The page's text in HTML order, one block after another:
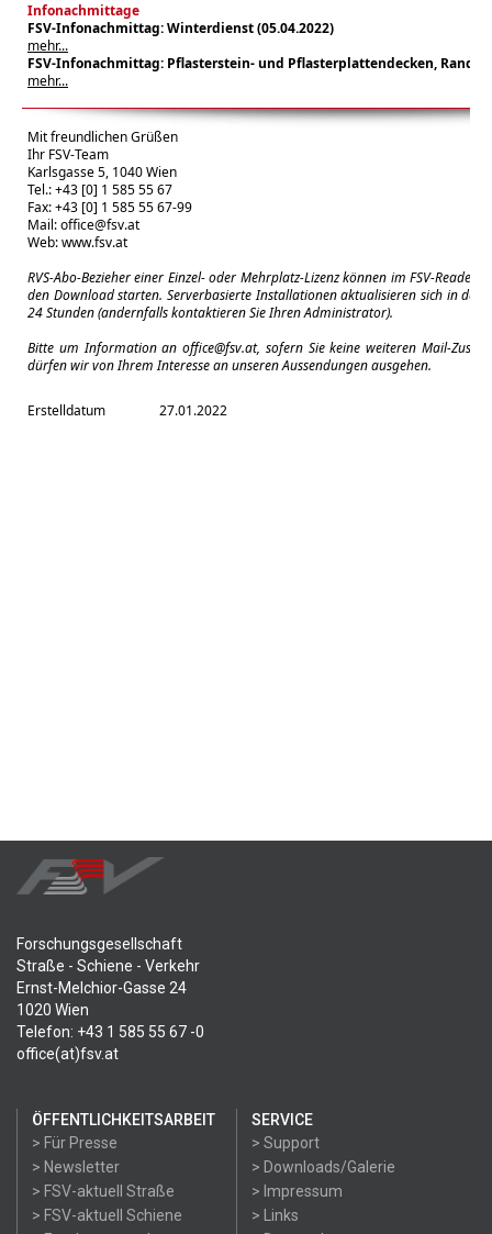
Infonachmittage
FSV-Infonachmittag: Winterdienst (05.04.2022)
mehr...
FSV-Infonachmittag: Pflasterstein- und Pflasterplattendecken,
mehr...
Mit freundlichen Grüßen
Ihr FSV-Team
Karlsgasse 5, 1040 Wien
Tel.: +43 [0] 1 585 55 67
Fax: +43 [0] 1 585 55 67-99
Mail:office@fsv.at
Web:www.fsv.at
RVS-Abo-Bezieher einer Einzel- oder Mehrplatz-Lizenz können im FSV-
den Download starten. Serverbasierte Installationen aktualisieren sich in der
24 Stunden (andernfalls kontaktieren Sie Ihren Administrator).
Bitte um Information an office@fsv.at, sofern Sie keine weiteren Mail-
dürfen wir von Ihrem Interesse an unseren Aussendungen ausgehen.
Erstelldatum 27.01.2022
Forschungsgesellschaft
Straße - Schiene - Verkehr
Ernst-Melchior-Gasse 24
1020 Wien
Telefon: +43 1 585 55 67 -0
office(at)fsv.at
ÖFFENTLICHKEITSARBEIT
> Für Presse
> Newsletter
> FSV-aktuell Straße
> FSV-aktuell Schiene
SERVICE
> Support
> Downloads/Galerie
> Impressum
> Links